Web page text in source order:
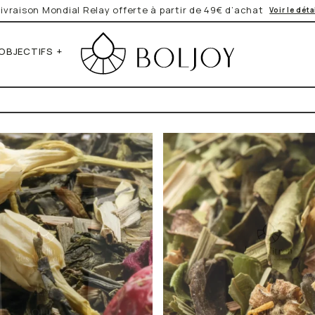
Mondial Relay offerte à partir de 49€ d’achat Voir le
épicés
Notre sélection du moment
Quel est votre objectif ?
*Obligatoire
Vos données personnelles
Lire la Politique de